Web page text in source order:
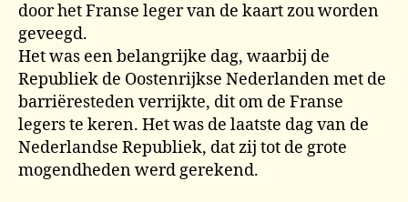
door het Franse leger van de kaart zou worden
geveegd.
Het was een belangrijke dag, waarbij de
Republiek de Oostenrijkse Nederlanden met de
barriëresteden verrijkte, dit om de Franse
legers te keren. Het was de laatste dag van de
Nederlandse Republiek, dat zij tot de grote
mogendheden werd gerekend.